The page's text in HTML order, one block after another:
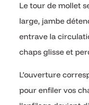
Le tour de mollet
large, jambe
entrave la
chaps glisse et
L’ouverture
pour enfiler vos